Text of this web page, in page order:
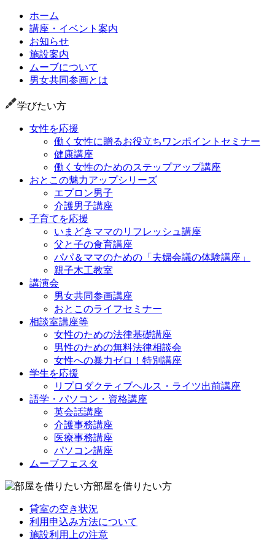
ホーム
講座・イベント案内
お知らせ
施設案内
ムーブについて
男女共同参画とは
学びたい方
女性を応援
働く女性に贈るお役立ちワンポイントセミナー
健康講座
働く女性のためのステップアップ講座
おとこの魅力アップシリーズ
エプロン男子
介護男子講座
子育てを応援
いまどきママのリフレッシュ講座
父と子の食育講座
パパ＆ママのための「夫婦会議の体験講座」
親子木工教室
講演会
男女共同参画講座
おとこのライフセミナー
相談室講座等
女性のための法律基礎講座
男性のための無料法律相談会
女性への暴力ゼロ！特別講座
学生を応援
リプロダクティブヘルス・ライツ出前講座
語学・パソコン・資格講座
英会話講座
介護事務講座
医療事務講座
パソコン講座
ムーブフェスタ
部屋を借りたい方
貸室の空き状況
利用申込み方法について
施設利用上の注意